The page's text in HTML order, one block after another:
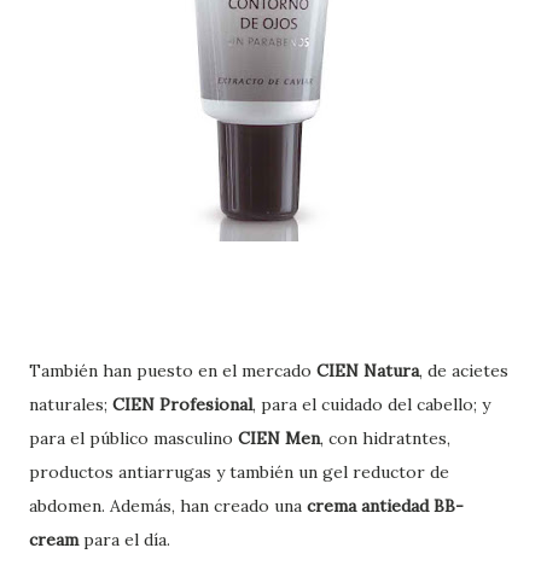
También han puesto en el mercado CIEN Natura, de acietes
naturales; CIEN Profesional, para el cuidado del cabello; y
para el público masculino CIEN Men, con hidratntes,
productos antiarrugas y también un gel reductor de
abdomen. Además, han creado una crema antiedad BB-
creampara el día.